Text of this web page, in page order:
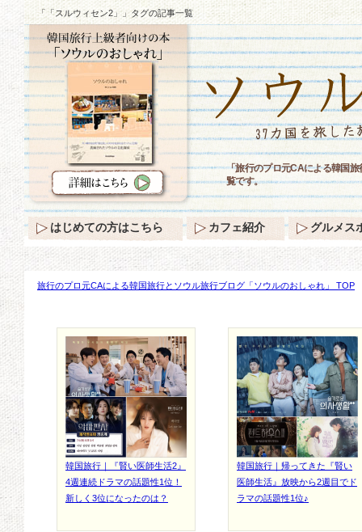
「「スルウィセン2」」タグの記事一覧
旅行のプロ元CAによる韓国旅行とソウル旅行ブログ「ソウルのおしゃれ」 TOP
韓国旅行｜『賢い医師生活2』
4週連続ドラマの話題性1位！
新しく3位になったのは？
韓国旅行｜帰ってきた『賢い
医師生活』放映から2週目でド
ラマの話題性1位♪
「旅行のプロ元CAによる韓国
覧です。
はじめての方はこちら カフェ紹介 グルメス